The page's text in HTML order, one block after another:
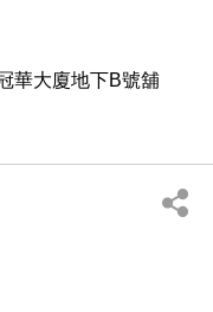
華大廈地下B號舖